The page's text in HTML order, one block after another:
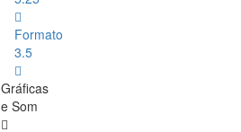
Formato
3.5
Gráficas
e Som